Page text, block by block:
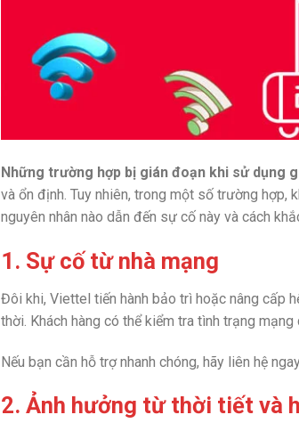
Những trường hợp bị gián đoạn khi sử dụng
và ổn định. Tuy nhiên, trong một số trường hợp,
nguyên nhân nào dẫn đến sự cố này và cách
1. Sự cố từ nhà mạng
Đôi khi, Viettel tiến hành bảo trì hoặc nâng cấp
thời. Khách hàng có thể kiểm tra tình trạng mạng
Nếu bạn cần hỗ trợ nhanh chóng, hãy liên hệ
2. Ảnh hưởng từ thời tiết và